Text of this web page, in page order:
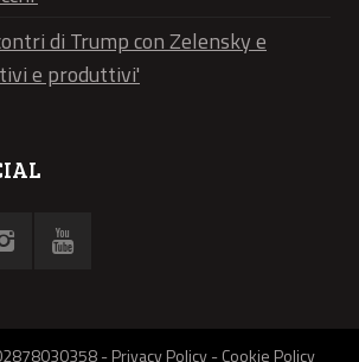
di Trump con Zelensky e
e produttivi'
-Privacy Policy-Cookie Policy